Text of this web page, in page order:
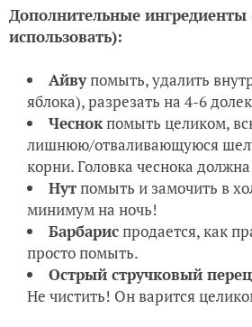
Дополнительные ингредиенты
использовать):
Айвупомыть, удалить
яблока), разрезать на 4-6
Чеснокпомыть целиком,
лишнюю/отваливающуюся
корни. Головка чеснока
Нутпомыть и замочить в
минимум на ночь!
Барбариспродается, как
просто помыть.
Острый стручковый перец
Не чистить! Он варится